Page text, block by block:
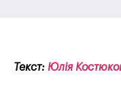
Текст: Юлія